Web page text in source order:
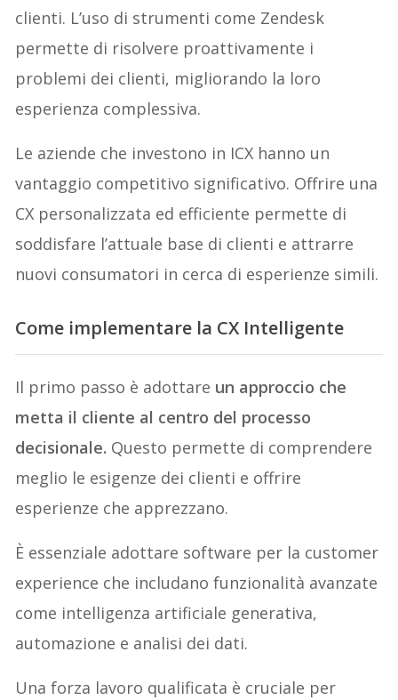
clienti. L’uso di strumenti come Zendesk
permette di risolvere proattivamente i
problemi dei clienti, migliorando la loro
esperienza complessiva.
Le aziende che investono in ICX hanno un
vantaggio competitivo significativo. Offrire una
CX personalizzata ed efficiente permette di
soddisfare l’attuale base di clienti e attrarre
nuovi consumatori in cerca di esperienze simili.
Come implementare la CX Intelligente
Il primo passo è adottare un approccio che
metta il cliente al centro del processo
decisionale. Questo permette di comprendere
meglio le esigenze dei clienti e offrire
esperienze che apprezzano.
È essenziale adottare software per la customer
experience che includano funzionalità avanzate
come intelligenza artificiale generativa,
automazione e analisi dei dati.
Una forza lavoro qualificata è cruciale per